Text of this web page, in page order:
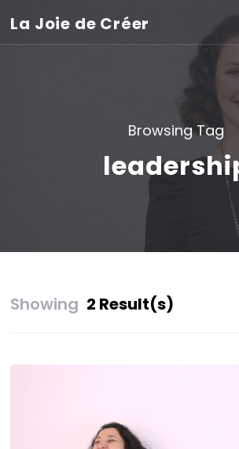
La Joie de Créer
Browsing Tag
Showing 2 Result(s)